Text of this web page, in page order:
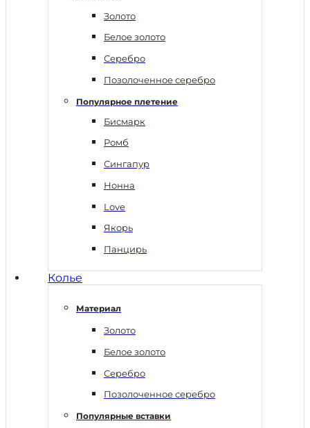
Золото
Белое золото
Серебро
Позолоченное серебро
Популярное плетение
Бисмарк
Ромб
Сингапур
Нонна
Love
Якорь
Панцирь
Колье
Материал
Золото
Белое золото
Серебро
Позолоченное серебро
Популярные вставки